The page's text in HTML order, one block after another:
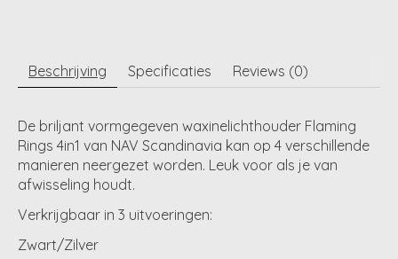
Beschrijving Specificaties Reviews (0)
De briljant vormgegeven waxinelichthouder Flaming
Rings 4in1 van NAV Scandinavia kan op 4 verschillende
manieren neergezet worden. Leuk voor als je van
afwisseling houdt.
Verkrijgbaar in 3 uitvoeringen:
Zwart/Zilver